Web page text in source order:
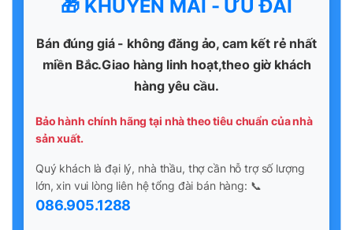
🎁 KHUYẾN MÃI - ƯU ĐÃI
Bán đúng giá - không đăng ảo, cam kết rẻ nhất
miền Bắc.Giao hàng linh hoạt,theo giờ khách
hàng yêu cầu.
Bảo hành chính hãng tại nhà theo tiêu chuẩn của nhà
sản xuất.
Quý khách là đại lý, nhà thầu, thợ cần hỗ trợ số lượng
lớn, xin vui lòng liên hệ tổng đài bán hàng: 📞
086.905.1288